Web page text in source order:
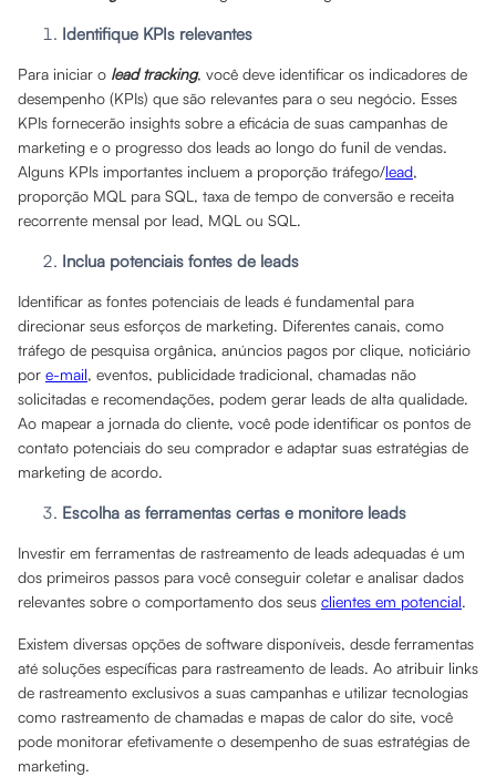
Identifique KPIs relevantes
Para iniciar o lead tracking, você deve identificar os indicadores de
desempenho (KPIs) que são relevantes para o seu negócio. Esses
KPIs fornecerão insights sobre a eficácia de suas campanhas de
marketing e o progresso dos leads ao longo do funil de vendas.
Alguns KPIs importantes incluem a proporção tráfego/lead,
proporção MQL para SQL, taxa de tempo de conversão e receita
recorrente mensal por lead, MQL ou SQL.
Inclua potenciais fontes de leads
Identificar as fontes potenciais de leads é fundamental para
direcionar seus esforços de marketing. Diferentes canais, como
tráfego de pesquisa orgânica, anúncios pagos por clique, noticiário
por e-mail, eventos, publicidade tradicional, chamadas não
solicitadas e recomendações, podem gerar leads de alta qualidade.
Ao mapear a jornada do cliente, você pode identificar os pontos de
contato potenciais do seu comprador e adaptar suas estratégias de
marketing de acordo.
Escolha as ferramentas certas e monitore leads
Investir em ferramentas de rastreamento de leads adequadas é um
dos primeiros passos para você conseguir coletar e analisar dados
relevantes sobre o comportamento dos seus clientes em potencial.
Existem diversas opções de software disponíveis, desde ferramentas
até soluções específicas para rastreamento de leads. Ao atribuir links
de rastreamento exclusivos a suas campanhas e utilizar tecnologias
como rastreamento de chamadas e mapas de calor do site, você
pode monitorar efetivamente o desempenho de suas estratégias de
marketing.